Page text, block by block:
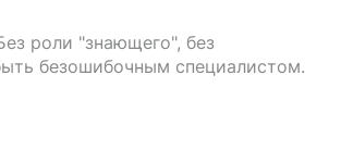
роли "знающего", без
безошибочным специалистом.